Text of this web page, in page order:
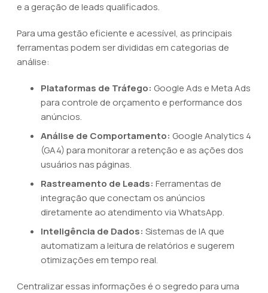
e a geração de leads qualificados.
Para uma gestão eficiente e acessível, as principais
ferramentas podem ser divididas em categorias de
análise:
Plataformas de Tráfego: Google Ads e Meta Ads
para controle de orçamento e performance dos
anúncios.
Análise de Comportamento: Google Analytics 4
(GA4) para monitorar a retenção e as ações dos
usuários nas páginas.
Rastreamento de Leads: Ferramentas de
integração que conectam os anúncios
diretamente ao atendimento via WhatsApp.
Inteligência de Dados: Sistemas de IA que
automatizam a leitura de relatórios e sugerem
otimizações em tempo real.
Centralizar essas informações é o segredo para uma